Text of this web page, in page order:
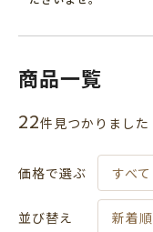
商品一覧
22件⾒つかりました
価格で選ぶ すべて
並び替え 新着順